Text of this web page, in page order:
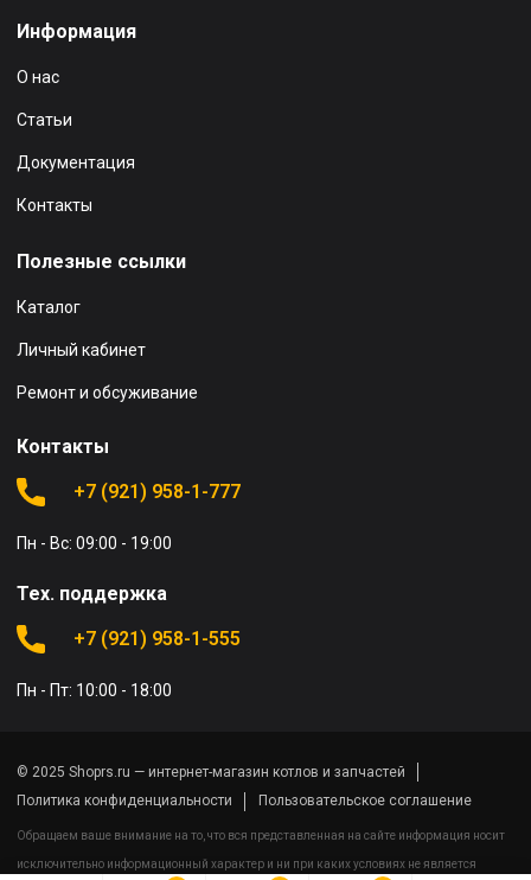
Информация
О нас
Статьи
Документация
Контакты
Полезные ссылки
Каталог
Личный кабинет
Ремонт и обсуживание
Контакты
+7 (921) 958-1-777
Пн - Вс: 09:00 - 19:00
Тех. поддержка
+7 (921) 958-1-555
Пн - Пт: 10:00 - 18:00
© 2025 Shoprs.ru — интернет-магазин котлов и запчастей
Политика конфиденциальности
Пользовательское соглашение
Обращаем ваше внимание на то, что вся представленная на сайте информация носит
исключительно информационный характер и ни при каких условиях не является